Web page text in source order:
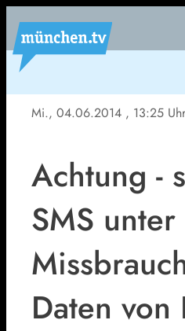
Mi., 04.06.2014 , 13:25 Uhr
Achtung -
SMS unter
Daten von